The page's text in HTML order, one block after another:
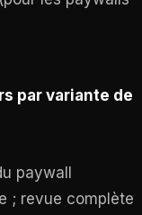
par variante de
paywall
; revue complète